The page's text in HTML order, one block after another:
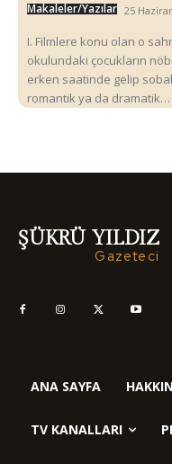
Makaleler/Yazılar 25
I. Filmlere konu olan o
okulundaki çocukların
erken saatinde gelip
romantik ya da dramatik…
ŞÜKRÜ YILDIZ
Gazeteci
ANA SAYFA
TV KANALLARI